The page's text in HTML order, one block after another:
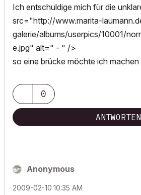
Ich entschuldige mich für die
src="http://www.marita-
galerie/albums/userpics/10001/
e.jpg" alt=" - " />
so eine brücke möchte ich machen
0
ANTWORTEN
Anonymous
‎2009-02-10 10:35 AM